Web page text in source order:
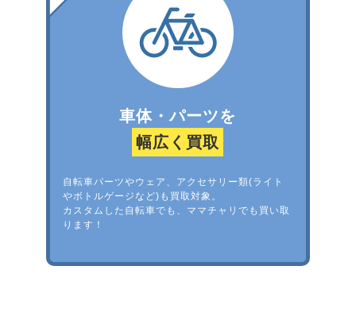
車体・パーツを
幅広く買取
自転車パーツやウェア、アクセサリー類(ライト
やボトルゲージなど)も買取対象。
カスタムした自転車でも、ママチャリでも買い取
ります！